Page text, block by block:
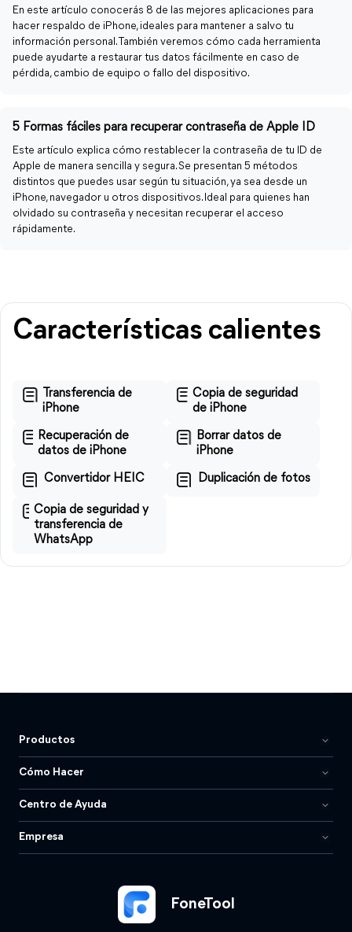
En este artículo conocerás 8 de las mejores aplicaciones para
hacer respaldo de iPhone, ideales para mantener a salvo tu
información personal. También veremos cómo cada herramienta
puede ayudarte a restaurar tus datos fácilmente en caso de
pérdida, cambio de equipo o fallo del dispositivo.
5 Formas fáciles para recuperar contraseña de Apple ID
Este artículo explica cómo restablecer la contraseña de tu ID de
Apple de manera sencilla y segura. Se presentan 5 métodos
distintos que puedes usar según tu situación, ya sea desde un
iPhone, navegador u otros dispositivos. Ideal para quienes han
olvidado su contraseña y necesitan recuperar el acceso
rápidamente.
Características calientes
Transferencia de
iPhone
Copia de seguridad
de iPhone
Recuperación de
datos de iPhone
Borrar datos de
iPhone
Convertidor HEIC Duplicación de fotos
Copia de seguridad y
transferencia de
WhatsApp
FoneTool
Productos
Cómo Hacer
Centro de Ayuda
Empresa